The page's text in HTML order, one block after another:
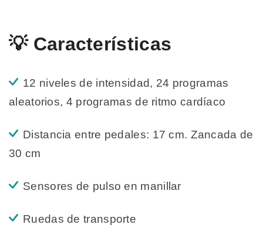
💡 Características
12 niveles de intensidad, 24 programas
aleatorios, 4 programas de ritmo cardíaco
Distancia entre pedales: 17 cm. Zancada de
30 cm
Sensores de pulso en manillar
Ruedas de transporte